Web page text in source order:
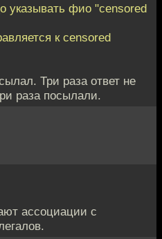
указывать фио "censored
к censored
Три раза ответ не
раза посылали.
ассоциации с